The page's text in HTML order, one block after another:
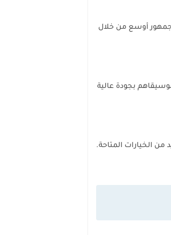
أوسع من خلال
بجودة عالية
من الخيارات المتاحة.